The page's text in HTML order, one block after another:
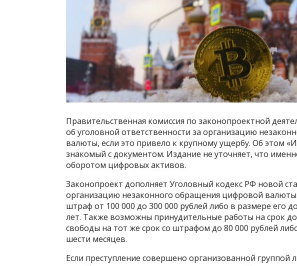
Правительственная комиссия по законопроектной
об уголовной ответственности за организацию
валюты, если это привело к крупному ущербу. Об этом
знакомый с документом. Издание не уточняет, что
оборотом цифровых активов.
Законопроект дополняет Уголовный кодекс РФ новой
организацию незаконного обращения цифровой
штраф от 100 000 до 300 000 рублей либо в размере его
лет. Также возможны принудительные работы на срок
свободы на тот же срок со штрафом до 80 000 рублей
шести месяцев.
Если преступление совершено организованной группой